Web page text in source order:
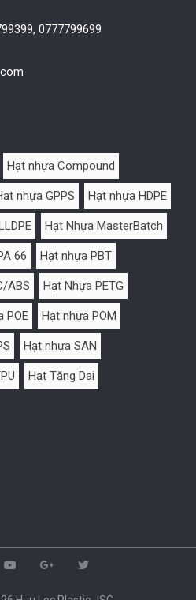
0777799699
Hạt nhựa Compound
nhựa GPPS Hạt nhựa HDPE
Hạt Nhựa MasterBatch
66 Hạt nhựa PBT
ABS Hạt Nhựa PETG
POE Hạt nhựa POM
Hạt nhựa SAN
Hạt Tăng Dai